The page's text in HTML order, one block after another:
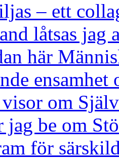
– ett
låtsas jag
här
ensamhet
visor om
jag be om
för